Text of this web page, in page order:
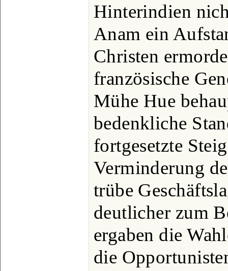
Hinterindien
Anam ein
Christen
französische
Mühe Hue
bedenkliche
fortgesetzte
Verminderung
trübe
deutlicher zum
ergaben die
die